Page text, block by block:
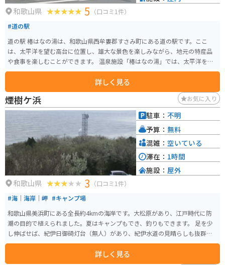
和歌山県 5 （口コミ1件）
#道の駅
道の駅 椿はなの湯は、和歌山県西牟婁郡すさみ町にある道の駅です。ここ
は、太平洋を望む高台に位置し、雄大な景色を楽しみながら、地元の特産品
や食事を楽しむことができます。 温泉施設「椿はなの湯」では、太平洋を一
望できる露天風呂や、サウナ、家族風呂などが楽しめます。日々の疲れを癒
し、旅の思い出作りに最適なスポットです。 バイクで訪れる際は、道の駅に
隣接する広い駐車場があるので安心です。太平洋を眺めながらのツーリング
の休憩地点としても最適です。地元の名産品である、新鮮な魚介類を使った
料理や、みかんを使ったスイーツなどもおすすめです。
詳しく見る
煙樹ケ浜 お気に入り
和歌山県 3 （口コミ1件）
#海｜海岸｜岬 #キャンプ場
和歌山県美浜町にある全長約4kmの海岸です。大松原があり、江戸時代に防
潮の目的で植えられました。夏はキャンプもでき、釣りもできます。 足を少
し伸ばせば、紀伊日御碕灯台（無人）があり、紀伊水道の見晴らしも抜群で
す。
詳しく見る
駐車： 不明
予算： 無料
混雑： 空いている
滞在： 1時間
施設： 屋外